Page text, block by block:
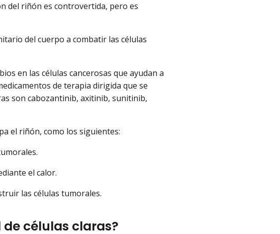
del riñón es controvertida, pero es
del cuerpo a combatir las células
en las células cancerosas que ayudan a
de terapia dirigida que se
son cabozantinib, axitinib, sunitinib,
el riñón, como los siguientes:
el calor.
las células tumorales.
células claras?